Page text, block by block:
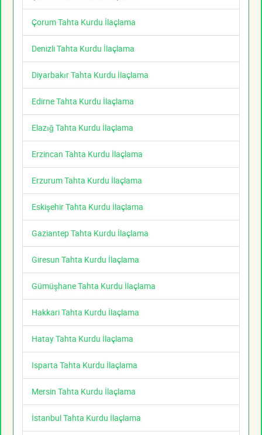
Çorum Tahta Kurdu İlaçlama
Denizli Tahta Kurdu İlaçlama
Diyarbakır Tahta Kurdu İlaçlama
Edirne Tahta Kurdu İlaçlama
Elazığ Tahta Kurdu İlaçlama
Erzincan Tahta Kurdu İlaçlama
Erzurum Tahta Kurdu İlaçlama
Eskişehir Tahta Kurdu İlaçlama
Gaziantep Tahta Kurdu İlaçlama
Giresun Tahta Kurdu İlaçlama
Gümüşhane Tahta Kurdu İlaçlama
Hakkari Tahta Kurdu İlaçlama
Hatay Tahta Kurdu İlaçlama
Isparta Tahta Kurdu İlaçlama
Mersin Tahta Kurdu İlaçlama
İstanbul Tahta Kurdu İlaçlama